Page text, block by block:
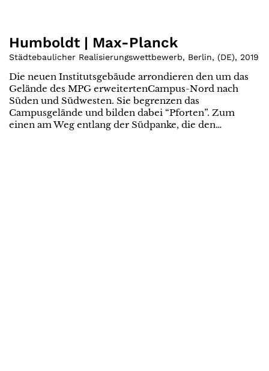
Humboldt | Max-Planck
Städtebaulicher Realisierungswettbewerb, Berlin, (DE), 2019
Die neuen Institutsgebäude arrondieren den um das
Gelände des MPG erweitertenCampus-Nord nach
Süden und Südwesten. Sie begrenzen das
Campusgelände und bilden dabei “Pforten”. Zum
einen am Weg entlang der Südpanke, die den…